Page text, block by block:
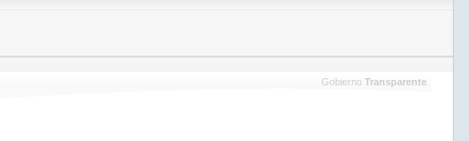
Gobierno Transparente